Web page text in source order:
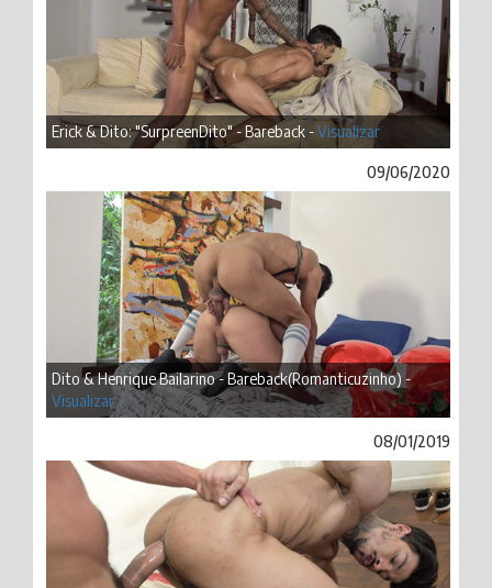
Erick & Dito: "SurpreenDito" - Bareback -Visualizar
09/06/2020
Dito & Henrique Bailarino - Bareback(Romanticuzinho) -
Visualizar
08/01/2019